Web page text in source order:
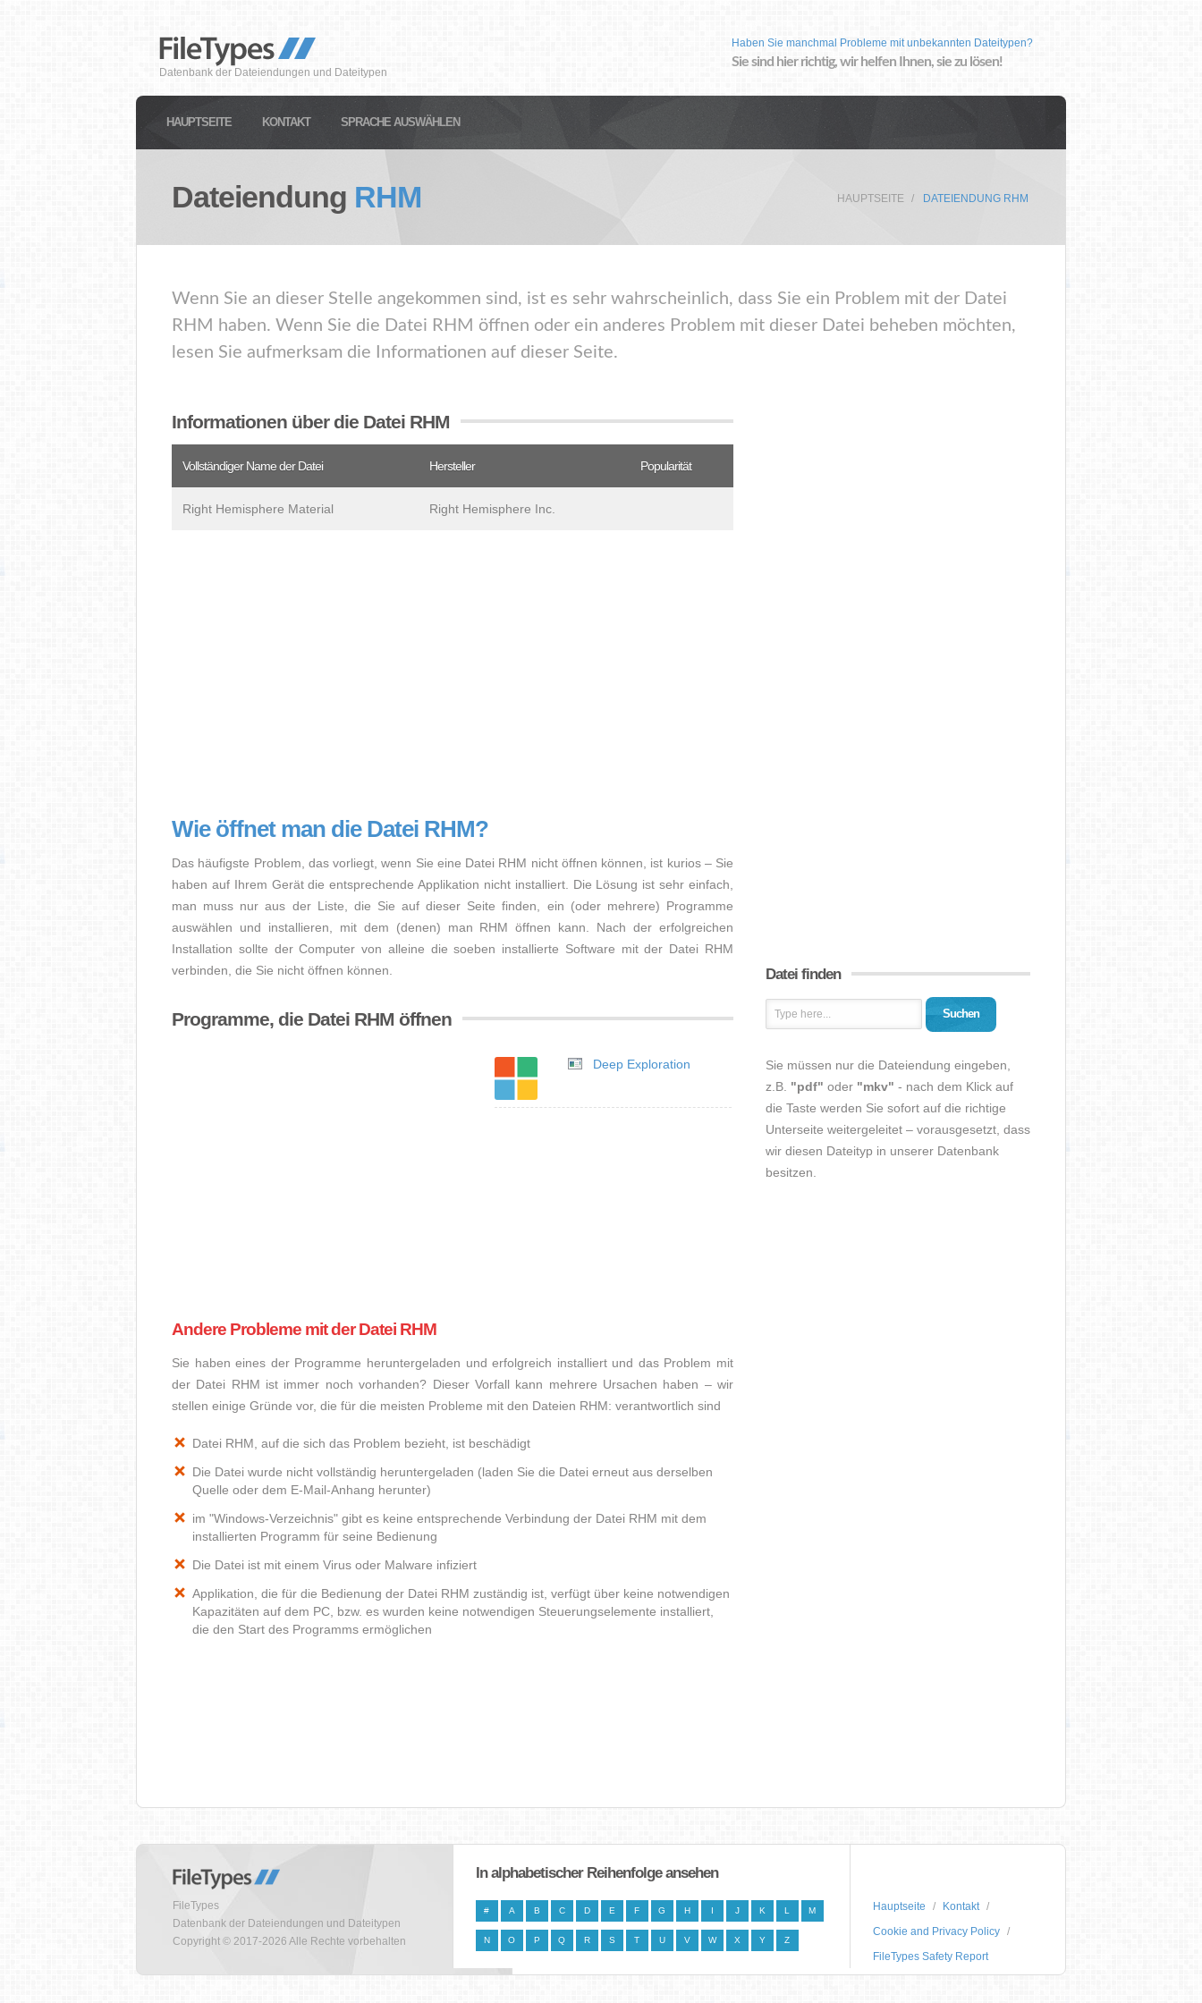
Datenbank der Dateiendungen und Dateitypen
Haben Sie manchmal Probleme mit unbekannten Dateitypen?
Sie sind hier richtig, wir helfen Ihnen, sie zu lösen!
HAUPTSEITE KONTAKT SPRACHE AUSWÄHLEN
Dateiendung RHM HAUPTSEITE DATEIENDUNG RHM
Wenn Sie an dieser Stelle angekommen sind, ist es sehr wahrscheinlich, dass Sie ein Problem mit der Datei
RHM haben. Wenn Sie die Datei RHM öffnen oder ein anderes Problem mit dieser Datei beheben möchten,
lesen Sie aufmerksam die Informationen auf dieser Seite.
Informationen über die Datei RHM
Vollständiger Name der Datei Hersteller Popularität
Right Hemisphere Material Right Hemisphere Inc.
Wie öffnet man die Datei RHM?
Das häufigste Problem, das vorliegt, wenn Sie eine Datei RHM nicht öffnen können, ist kurios – Sie
haben auf Ihrem Gerät die entsprechende Applikation nicht installiert. Die Lösung ist sehr einfach,
man muss nur aus der Liste, die Sie auf dieser Seite finden, ein (oder mehrere) Programme
auswählen und installieren, mit dem (denen) man RHM öffnen kann. Nach der erfolgreichen
Installation sollte der Computer von alleine die soeben installierte Software mit der Datei RHM
verbinden, die Sie nicht öffnen können.
Programme, die Datei RHM öffnen
Deep Exploration
Andere Probleme mit der Datei RHM
Sie haben eines der Programme heruntergeladen und erfolgreich installiert und das Problem mit
der Datei RHM ist immer noch vorhanden? Dieser Vorfall kann mehrere Ursachen haben – wir
stellen einige Gründe vor, die für die meisten Probleme mit den Dateien RHM: verantwortlich sind
Datei RHM, auf die sich das Problem bezieht, ist beschädigt
Die Datei wurde nicht vollständig heruntergeladen (laden Sie die Datei erneut aus derselben
Quelle oder dem E-Mail-Anhang herunter)
im "Windows-Verzeichnis" gibt es keine entsprechende Verbindung der Datei RHM mit dem
installierten Programm für seine Bedienung
Die Datei ist mit einem Virus oder Malware infiziert
Applikation, die für die Bedienung der Datei RHM zuständig ist, verfügt über keine notwendigen
Kapazitäten auf dem PC, bzw. es wurden keine notwendigen Steuerungselemente installiert,
die den Start des Programms ermöglichen
Datei finden
Suchen
Sie müssen nur die Dateiendung eingeben,
z.B. "pdf" oder "mkv" - nach dem Klick auf
die Taste werden Sie sofort auf die richtige
Unterseite weitergeleitet – vorausgesetzt, dass
wir diesen Dateityp in unserer Datenbank
besitzen.
FileTypes
Datenbank der Dateiendungen und Dateitypen
Copyright © 2017-2026 Alle Rechte vorbehalten
In alphabetischer Reihenfolge ansehen
# A B C D E F G H I J K L M
N O P Q R S T U V W X Y Z
Hauptseite
Kontakt
Cookie and Privacy Policy
FileTypes Safety Report